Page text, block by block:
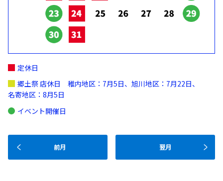
定休日
郷土祭 店休日 稚内地区：7月5日、旭川地区：7月22日、
名寄地区：8月5日
イベント開催日
前月 翌月